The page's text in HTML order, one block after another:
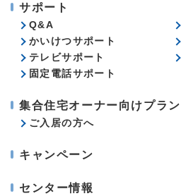
サポート
Q&A
かいけつサポート
テレビサポート
固定電話サポート
集合住宅オーナー向けプラン
ご入居の方へ
キャンペーン
センター情報